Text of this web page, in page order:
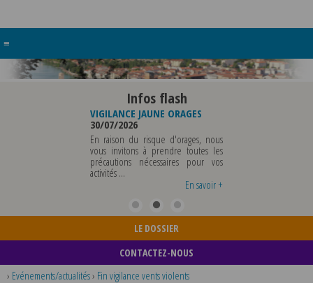
≡
Infos flash
VIGILANCE JAUNE ORAGES
30/07/2026
En raison du risque d'orages, nous
vous invitons à prendre toutes les
précautions nécessaires pour vos
activités ...
En savoir +
LE DOSSIER
CONTACTEZ-NOUS
› Evénements/actualités› Fin vigilance vents violents